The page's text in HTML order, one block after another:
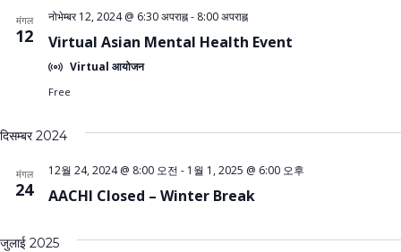
मंगल
12 Virtual Asian Mental Health Event
नोभेम्बर 12, 2024 @ 6:30 अपराह्न- 8:00 अपराह्न
Virtual आयोजन
Free
दिसम्बर 2024
मंगल
24 AACHI Closed – Winter Break
12월 24, 2024 @ 8:00 오전 - 1월 1, 2025 @ 6:00 오후
जुलाई 2025